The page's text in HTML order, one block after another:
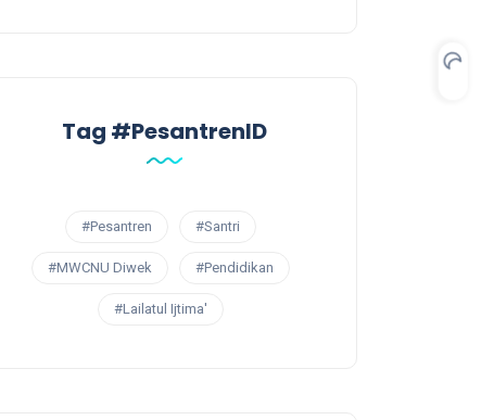
Tag #PesantrenID
#Pesantren #Santri
#MWCNU Diwek #Pendidikan
#Lailatul Ijtima'